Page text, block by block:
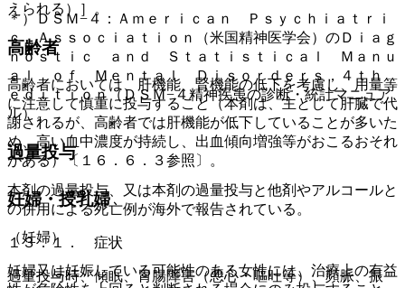
＊）ＤＳＭ−４：Ａｍｅｒｉｃａｎ Ｐｓｙｃｈｉａｔｒｉ
ｃ Ａｓｓｏｃｉａｔｉｏｎ（米国精神医学会）のＤｉａｇ
ｎｏｓｔｉｃ ａｎｄ Ｓｔａｔｉｓｔｉｃａｌ Ｍａｎｕ
ａｌ ｏｆ Ｍｅｎｔａｌ Ｄｉｓｏｒｄｅｒｓ，４ｔｈ
ｅｄｉｔｉｏｎ（ＤＳＭ−４精神疾患の診断・統計マニュア
ル）。
過量投与
本剤の過量投与、又は本剤の過量投与と他剤やアルコールと
の併用による死亡例が海外で報告されている。
１３．１． 症状
過量投与時、傾眠、胃腸障害（悪心・嘔吐等）、頻脈、振
えられる）］。
高齢者
高齢者においては、肝機能、腎機能の低下を考慮し、用量等
に注意して慎重に投与すること（本剤は、主として肝臓で代
謝されるが、高齢者では肝機能が低下していることが多いた
め、高い血中濃度が持続し、出血傾向増強等がおこるおそれ
がある）〔１６．６．３参照〕。
妊婦・授乳婦
（妊婦）
妊婦又は妊娠している可能性のある女性には、治療上の有益